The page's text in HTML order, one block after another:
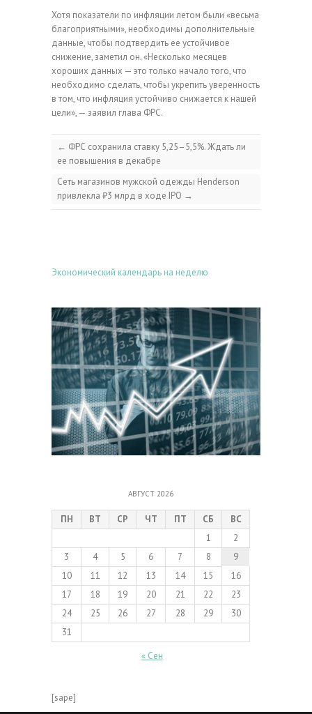
Хотя показатели по инфляции летом были «весьма
благоприятными», необходимы дополнительные
данные, чтобы подтвердить ее устойчивое
снижение, заметил он. «Несколько месяцев
хороших данных — это только начало того, что
необходимо сделать, чтобы укрепить уверенность
в том, что инфляция устойчиво снижается к нашей
цели», — заявил глава ФРС.
← ФРС сохранила ставку 5,25–5,5%. Ждать ли
ее повышения в декабре
Сеть магазинов мужской одежды Henderson
привлекла ₽3 млрд в ходе IPO →
Экономический календарь на неделю
АВГУСТ 2026
ПН ВТ СР ЧТ ПТ СБ
ВС
1
2
3
4 5 6 7 8
9
10
11 12 13 14 15
16
17
18 19 20 21 22
23
24
25 26 27 28 29
30
31
« Сен
[sape]